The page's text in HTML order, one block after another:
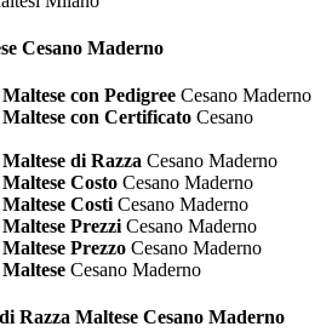
Cesano Maderno
con Pedigree Cesano Maderno
con Certificato Cesano
di Razza Cesano Maderno
Costo Cesano Maderno
Costi Cesano Maderno
Prezzi Cesano Maderno
Prezzo Cesano Maderno
Cesano Maderno
Razza Maltese Cesano Maderno